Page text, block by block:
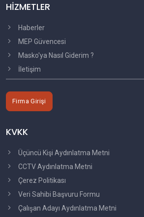
HİZMETLER
Haberler
MEP Güvencesi
Masko'ya Nasıl Giderim ?
İletişim
Firma Girişi
KVKK
Üçüncü Kişi Aydınlatma Metni
CCTV Aydınlatma Metni
Çerez Politikası
Veri Sahibi Başvuru Formu
Çalışan Adayı Aydınlatma Metni